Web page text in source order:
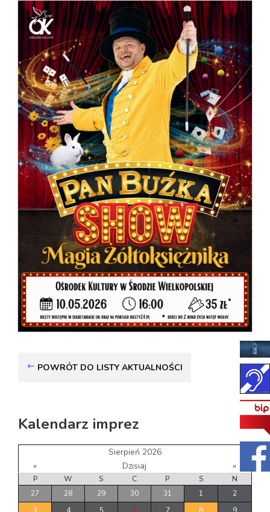
POWRÓT DO LISTY AKTUALNOŚCI
Kalendarz imprez
Sierpień 2026
«
Dzisiaj »
P W S C P S
N
27
28 29 30 31 1
2
3
4 5 6 7 8 9